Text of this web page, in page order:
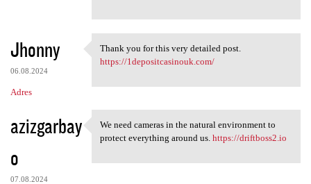
Jhonny
06.08.2024
Adres
Thank you for this very
Thank you for this very detailed post.
https://1depositcasinouk.com/
azizgarbay
o
07.08.2024
We need cameras in the
We need cameras in the natural environment to
protect everything around us. https://driftboss2.io